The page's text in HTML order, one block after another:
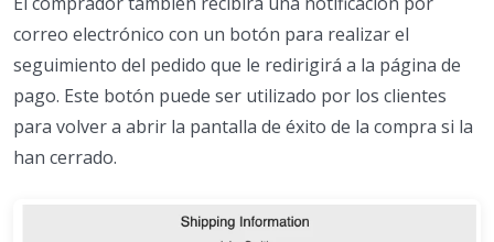
correo electrónico con un botón para realizar el
seguimiento del pedido que le redirigirá a la página de
pago. Este botón puede ser utilizado por los clientes
para volver a abrir la pantalla de éxito de la compra si la
han cerrado.